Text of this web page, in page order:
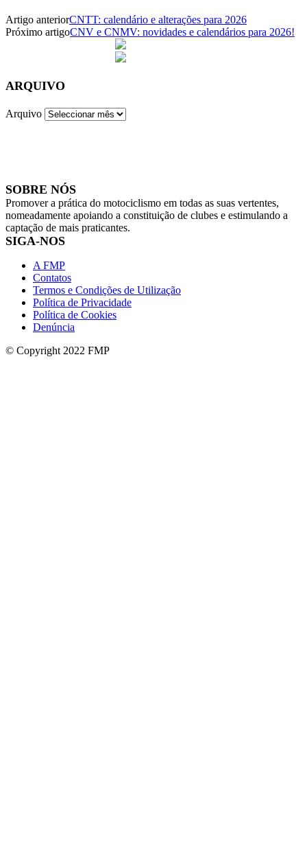
Artigo anteriorCNTT: calendário e alterações para 2026
Próximo artigoCNV e CNMV: novidades e calendários para 2026!
ARQUIVO
Arquivo
SOBRE NÓS
Promover a prática do motociclismo em todas as suas vertentes,
nomeadamente apoiando a constituição de clubes e estimulando a
captação de mais praticantes.
SIGA-NOS
A FMP
Contatos
Termos e Condições de Utilização
Política de Privacidade
Política de Cookies
Denúncia
© Copyright 2022 FMP